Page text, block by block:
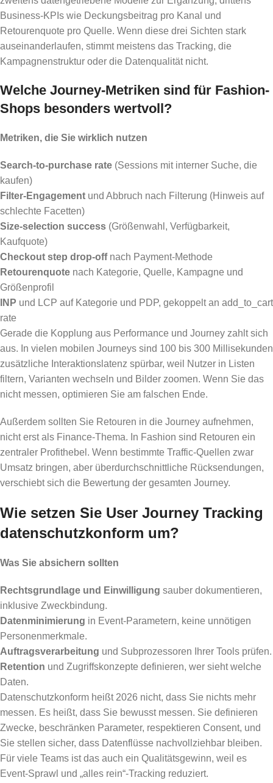
Business-KPIs wie Deckungsbeitrag pro Kanal und
Retourenquote pro Quelle. Wenn diese drei Sichten stark
auseinanderlaufen, stimmt meistens das Tracking, die
Kampagnenstruktur oder die Datenqualität nicht.
Welche Journey-Metriken sind für Fashion-
Shops besonders wertvoll?
Metriken, die Sie wirklich nutzen
Search-to-purchase rate (Sessions mit interner Suche, die
kaufen)
Filter-Engagement und Abbruch nach Filterung (Hinweis auf
schlechte Facetten)
Size-selection success (Größenwahl, Verfügbarkeit,
Kaufquote)
Checkout step drop-offnach Payment-Methode
Retourenquote nach Kategorie, Quelle, Kampagne und
Größenprofil
INP und LCP auf Kategorie und PDP, gekoppelt an add_to_cart
rate
Gerade die Kopplung aus Performance und Journey zahlt sich
aus. In vielen mobilen Journeys sind 100 bis 300 Millisekunden
zusätzliche Interaktionslatenz spürbar, weil Nutzer in Listen
filtern, Varianten wechseln und Bilder zoomen. Wenn Sie das
nicht messen, optimieren Sie am falschen Ende.
Außerdem sollten Sie Retouren in die Journey aufnehmen,
nicht erst als Finance-Thema. In Fashion sind Retouren ein
zentraler Profithebel. Wenn bestimmte Traffic-Quellen zwar
Umsatz bringen, aber überdurchschnittliche Rücksendungen,
verschiebt sich die Bewertung der gesamten Journey.
Wie setzen Sie User Journey Tracking
datenschutzkonform um?
Was Sie absichern sollten
Rechtsgrundlage und Einwilligung sauber dokumentieren,
inklusive Zweckbindung.
Datenminimierung in Event-Parametern, keine unnötigen
Personenmerkmale.
Auftragsverarbeitung und Subprozessoren Ihrer Tools prüfen.
Retention und Zugriffskonzepte definieren, wer sieht welche
Daten.
Datenschutzkonform heißt 2026 nicht, dass Sie nichts mehr
messen. Es heißt, dass Sie bewusst messen. Sie definieren
Zwecke, beschränken Parameter, respektieren Consent, und
Sie stellen sicher, dass Datenflüsse nachvollziehbar bleiben.
Für viele Teams ist das auch ein Qualitätsgewinn, weil es
Event-Sprawl und „alles rein“-Tracking reduziert.